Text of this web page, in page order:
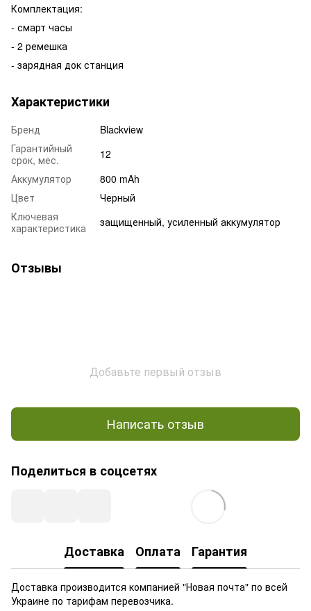
Комплектация:
- смарт часы
- 2 ремешка
- зарядная док станция
Характеристики
Бренд
Blackview
Гарантийный
срок, мес.
12
Аккумулятор
800 mAh
Цвет
Черный
Ключевая
характеристика
защищенный, усиленный аккумулятор
Отзывы
Добавьте первый отзыв
Написать отзыв
Поделиться в соцсетях
Доставка Оплата Гарантия
Доставка производится компанией "Новая почта" по всей
Украине по тарифам перевозчика.